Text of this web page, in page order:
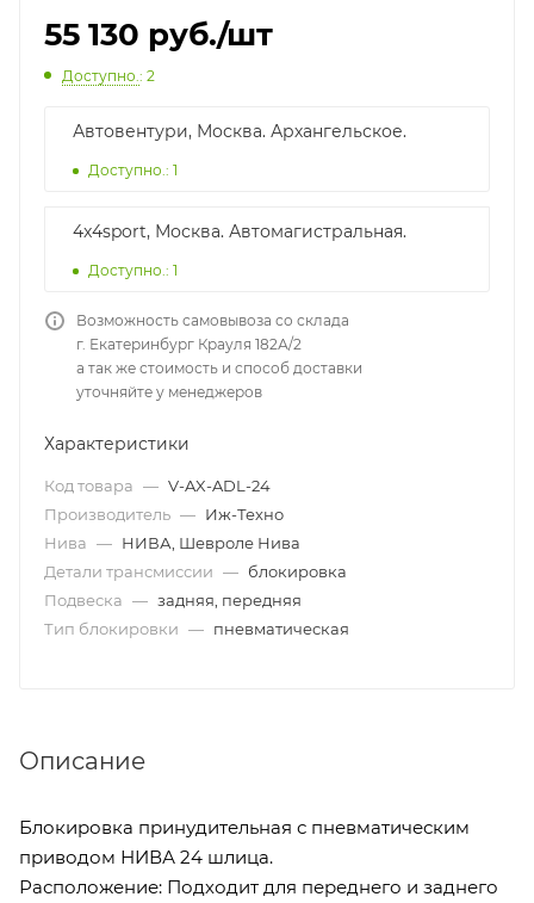
55 130 руб./шт
Доступно. : 2
Автовентури, Москва. Архангельское.
Доступно.: 1
4x4sport, Москва. Автомагистральная.
Доступно.: 1
Возможность самовывоза со склада
г. Екатеринбург Крауля 182А/2
а так же стоимость и способ доставки
уточняйте у менеджеров
Характеристики
Код товара — V-AX-ADL-24
Производитель — Иж-Техно
Нива — НИВА, Шевроле Нива
Детали трансмиссии — блокировка
Подвеска — задняя, передняя
Тип блокировки — пневматическая
Описание
Блокировка принудительная с пневматическим
приводом НИВА 24 шлица.
Расположение: Подходит для переднего и заднего